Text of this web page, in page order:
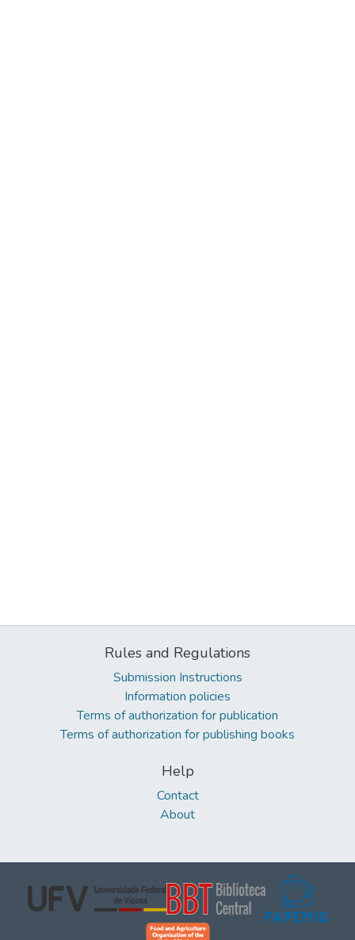
Rules and Regulations
Submission Instructions
Information policies
Terms of authorization for publication
Terms of authorization for publishing books
Help
Contact
About